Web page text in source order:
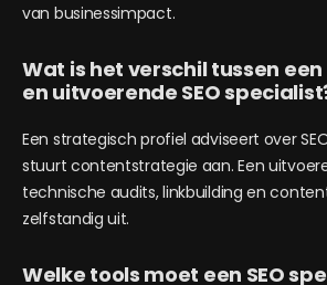
van businessimpact.
Wat is het verschil tussen
en uitvoerende SEO
Een strategisch profiel adviseert over
stuurt contentstrategie aan. Een
technische audits, linkbuilding en
zelfstandig uit.
Welke tools moet een SEO